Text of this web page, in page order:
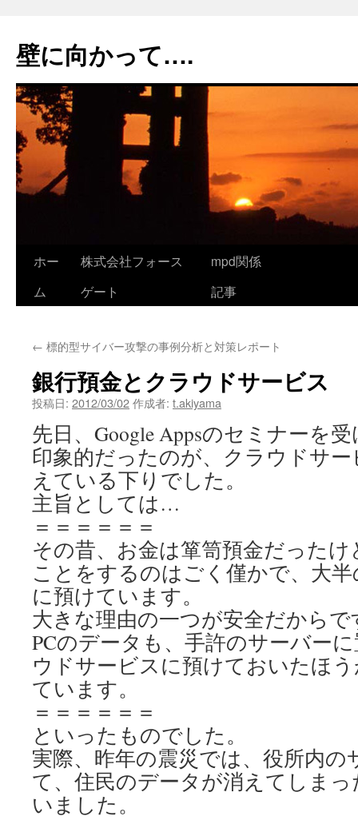
テ
ン
へ
ス
キ
ッ
プ
壁に向かって….
ホー
ム
株式会社フォース
ゲート
mpd関係
記事
← 標的型サイバー攻撃の事例分析と対策レポート
銀行預金とクラウドサービス
投稿日: 2012/03/02作成者: t.akiyama
先日、Google Appsのセミナーを
印象的だったのが、クラウドサ
えている下りでした。
主旨としては…
＝＝＝＝＝＝
その昔、お金は箪笥預金だった
ことをするのはごく僅かで、大
に預けています。
大きな理由の一つが安全だからで
PCのデータも、手許のサーバー
ウドサービスに預けておいたほ
ています。
＝＝＝＝＝＝
といったものでした。
実際、昨年の震災では、役所内の
て、住民のデータが消えてしま
いました。